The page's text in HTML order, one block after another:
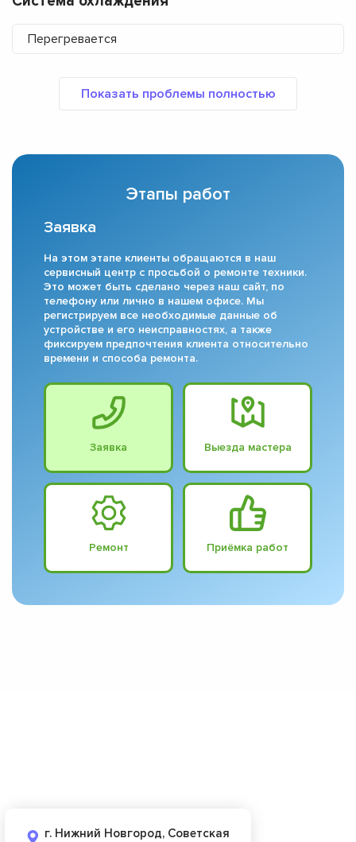
Перегревается
Этапы работ
Заявка
На этом этапе клиенты обращаются в наш
сервисный центр с просьбой о ремонте техники.
Это может быть сделано через наш сайт, по
телефону или лично в нашем офисе. Мы
регистрируем все необходимые данные об
устройстве и его неисправностях, а также
фиксируем предпочтения клиента относительно
времени и способа ремонта.
Заявка Выезда мастера
Ремонт Приёмка работ
г. Нижний Новгород, Советская